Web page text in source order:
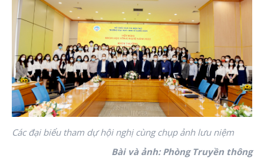
Các đại biểu tham dự hội nghị cùng chụp ảnh lưu niệm
Bài và ảnh: Phòng Truyền thông